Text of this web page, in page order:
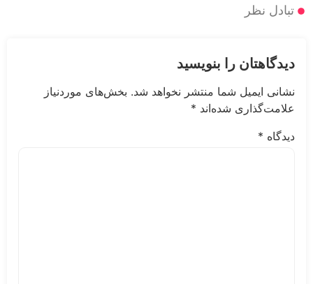
نظر
را بنویسید
ایمیل شما منتشر نخواهد شد. بخش‌های موردنیاز
شده‌اند*